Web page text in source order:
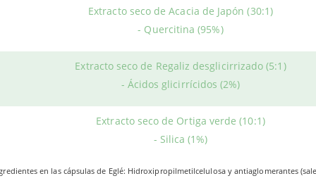
COMPRAR?
ALVITALal mejor precio en Herbolario Web.
Extracto seco de Acacia de Japón (30:1)
- Quercitina (95%)
Extracto seco de Regaliz desglicirrizado (5:1)
- Ácidos glicirrícidos (2%)
Extracto seco de Ortiga verde (10:1)
- Silica (1%)
en las cápsulas de Eglé: Hidroxipropilmetilcelulosa y antiaglomerantes